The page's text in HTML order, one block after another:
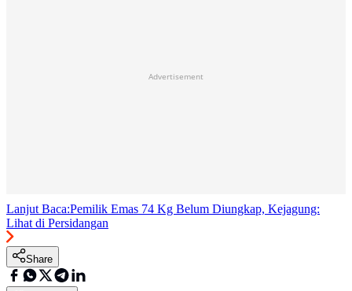
Advertisement
Lanjut Baca:Pemilik Emas 74 Kg Belum Diungkap, Kejagung:
Lihat di Persidangan
Share